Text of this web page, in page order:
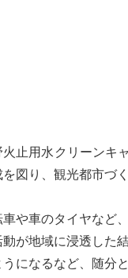
止用水クリーンキ
図り、観光都市づ
や車のタイヤなど
が地域に浸透した
になるなど、随分